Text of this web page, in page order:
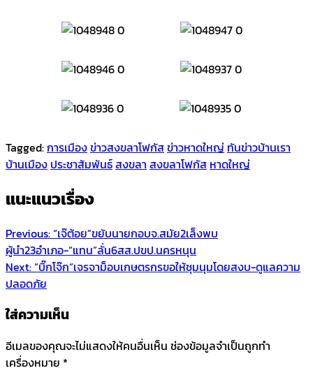
Tagged:การเมืองข่าวสงขลาโฟกัสข่าวหาดใหญ่ ทันข่าวบ้านเรา
บ้านเมือง ประชาสัมพันธ์สงขลา สงขลาโฟกัส หาดใหญ่
แนะแนวเรื่อง
Previous:“เจ๊ต้อย”ขยับนายกอบจ.สมัย2เล็งพบ
ผู้นำ23อำเภอ-“แทน”ลั่น6สส.ปขป.นครหนุน
Next:“บิ๊กโจ๊ก“เจรจาม็อบเกษตรกรขอให้ชุมนุมโดยสงบ-ดูแลความ
ปลอดภัย
ใส่ความเห็น
อีเมลของคุณจะไม่แสดงให้คนอื่นเห็น ช่องข้อมูลจำเป็นถูกทำ
เครื่องหมาย *